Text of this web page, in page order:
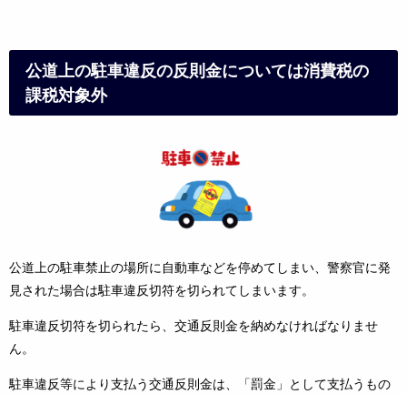
公道上の駐車違反の反則金については消費税の
課税対象外
公道上の駐車禁止の場所に自動車などを停めてしまい、警察官に発
見された場合は駐車違反切符を切られてしまいます。
駐車違反切符を切られたら、交通反則金を納めなければなりませ
ん。
駐車違反等により支払う交通反則金は、「罰金」として支払うもの